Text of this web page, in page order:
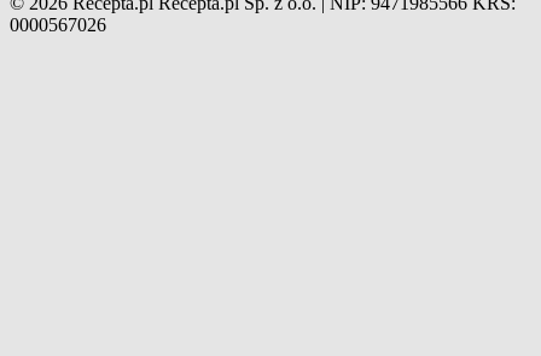
0000567026